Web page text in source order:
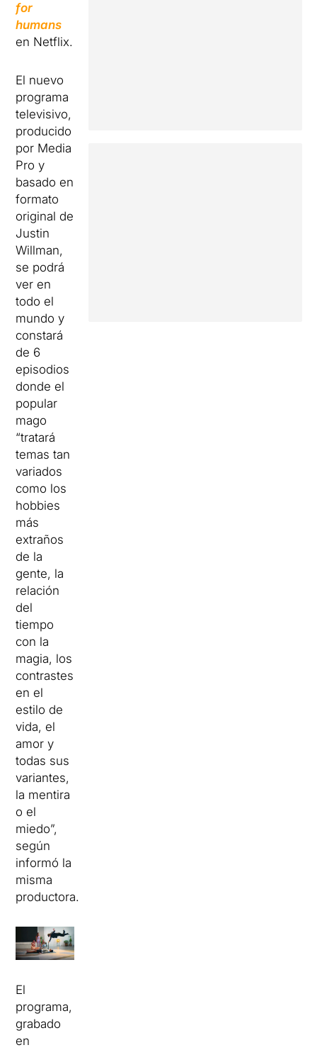
for
humans
en Netflix.
El nuevo
programa
televisivo,
producido
por Media
Pro y
basado en
formato
original de
Justin
Willman,
se podrá
ver en
todo el
mundo y
constará
de 6
episodios
donde el
popular
mago
“tratará
temas tan
variados
como los
hobbies
más
extraños
de la
gente, la
relación
del
tiempo
con la
magia, los
contrastes
en el
estilo de
vida, el
amor y
todas sus
variantes,
la mentira
o el
miedo”,
según
informó la
misma
productora.
El
programa,
grabado
en